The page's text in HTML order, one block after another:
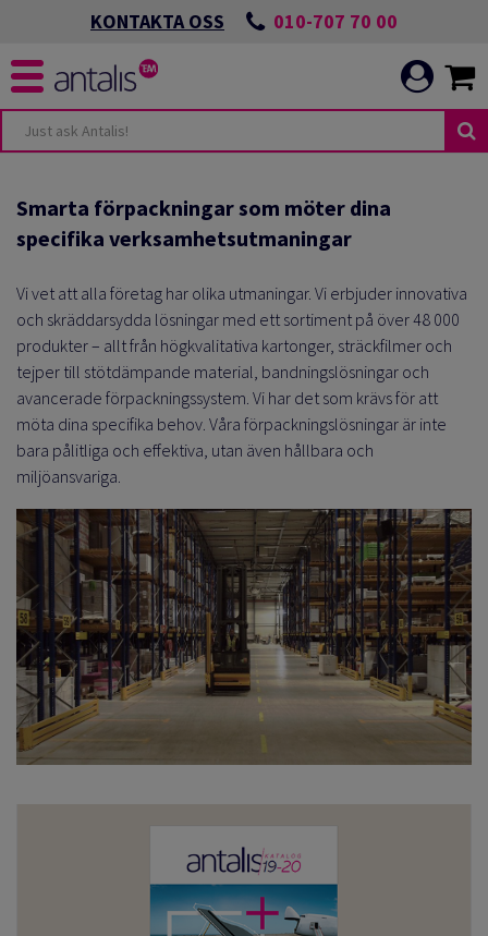
KONTAKTA OSS 010-707 70 00
Smarta förpackningar som möter dina
specifika verksamhetsutmaningar
Vi vet att alla företag har olika utmaningar. Vi erbjuder innovativa
och skräddarsydda lösningar med ett sortiment på över 48 000
produkter – allt från högkvalitativa kartonger, sträckfilmer och
tejper till stötdämpande material, bandningslösningar och
avancerade förpackningssystem. Vi har det som krävs för att
möta dina specifika behov. Våra förpackningslösningar är inte
bara pålitliga och effektiva, utan även hållbara och
miljöansvariga.